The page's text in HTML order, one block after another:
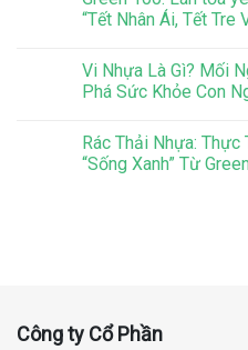
“Tết Nhân Ái, Tết Tre
Vi Nhựa Là Gì? Mối
Phá Sức Khỏe Con
Rác Thải Nhựa:
“Sống Xanh” Từ
Công ty Cổ Phần